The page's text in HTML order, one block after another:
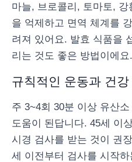
마늘, 브로콜리, 토마토,
을 억제하고 면역 체계를
려져 있어요. 발효 식품을
리는 것도 좋은 방법이에요.
규칙적인 운동과 건강
주 3~4회 30분 이상 유산
도움이 된답니다. 45세 이
시경 검사를 받는 것이 권
세 이전부터 검사를 시작